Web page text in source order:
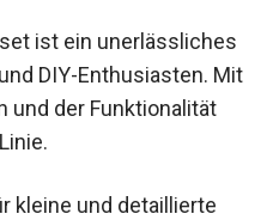
ist ein unerlässliches
DIY-Enthusiasten. Mit
und der Funktionalität
kleine und detaillierte